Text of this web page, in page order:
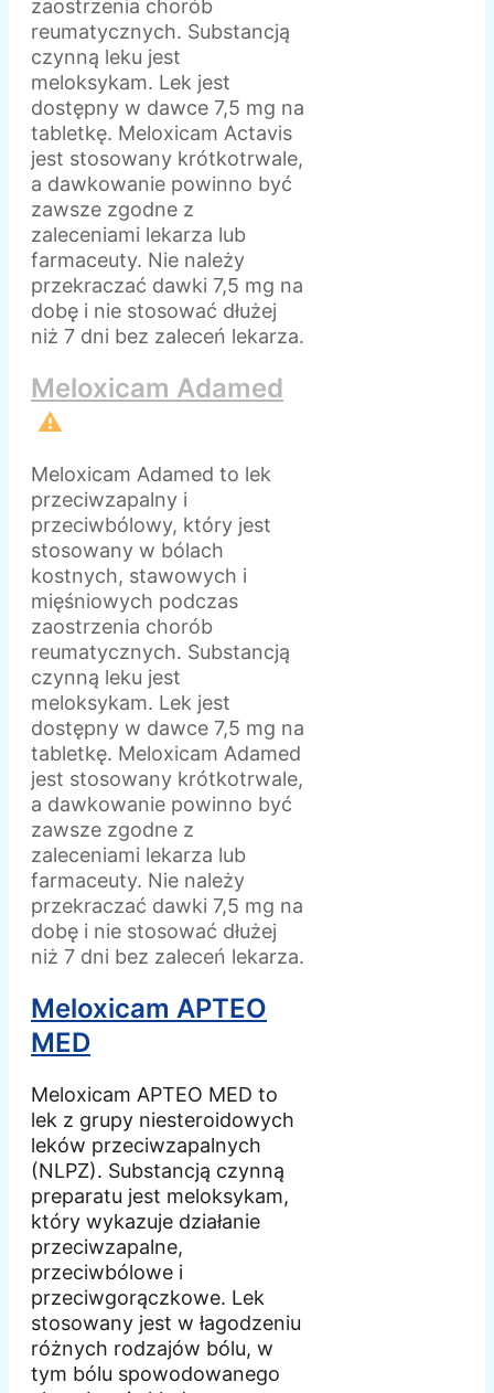
zaostrzenia chorób
reumatycznych. Substancją
czynną leku jest
meloksykam. Lek jest
dostępny w dawce 7,5 mg na
tabletkę. Meloxicam Actavis
jest stosowany krótkotrwale,
a dawkowanie powinno być
zawsze zgodne z
zaleceniami lekarza lub
farmaceuty. Nie należy
przekraczać dawki 7,5 mg na
dobę i nie stosować dłużej
niż 7 dni bez zaleceń lekarza.
Meloxicam Adamed
⚠️
Meloxicam Adamed to lek
przeciwzapalny i
przeciwbólowy, który jest
stosowany w bólach
kostnych, stawowych i
mięśniowych podczas
zaostrzenia chorób
reumatycznych. Substancją
czynną leku jest
meloksykam. Lek jest
dostępny w dawce 7,5 mg na
tabletkę. Meloxicam Adamed
jest stosowany krótkotrwale,
a dawkowanie powinno być
zawsze zgodne z
zaleceniami lekarza lub
farmaceuty. Nie należy
przekraczać dawki 7,5 mg na
dobę i nie stosować dłużej
niż 7 dni bez zaleceń lekarza.
Meloxicam APTEO
MED
Meloxicam APTEO MED to
lek z grupy niesteroidowych
leków przeciwzapalnych
(NLPZ). Substancją czynną
preparatu jest meloksykam,
który wykazuje działanie
przeciwzapalne,
przeciwbólowe i
przeciwgorączkowe. Lek
stosowany jest w łagodzeniu
różnych rodzajów bólu, w
tym bólu spowodowanego